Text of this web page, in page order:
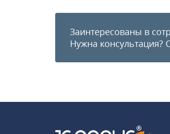
Заинтересованы в
Нужна консультация?